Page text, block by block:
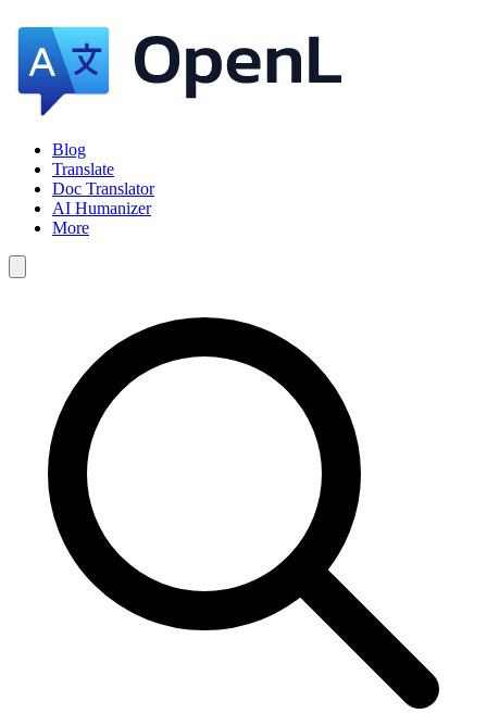
Blog
Translate
Doc Translator
AI Humanizer
More